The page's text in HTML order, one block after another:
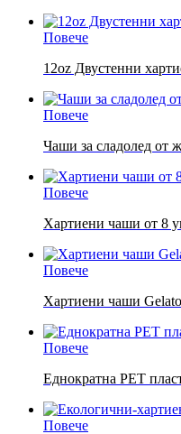
Повече
12oz Двустенни
Повече
Чаши за сладолед от
Повече
Хартиени чаши от 8
Повече
Хартиени чаши Gelato
Повече
Еднократна PET
Повече